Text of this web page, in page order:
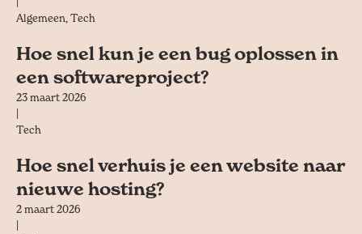
Algemeen,Tech
Hoe snel kun je een bug oplossen in
een softwareproject?
23 maart 2026
Tech
Hoe snel verhuis je een website naar
nieuwe hosting?
2 maart 2026